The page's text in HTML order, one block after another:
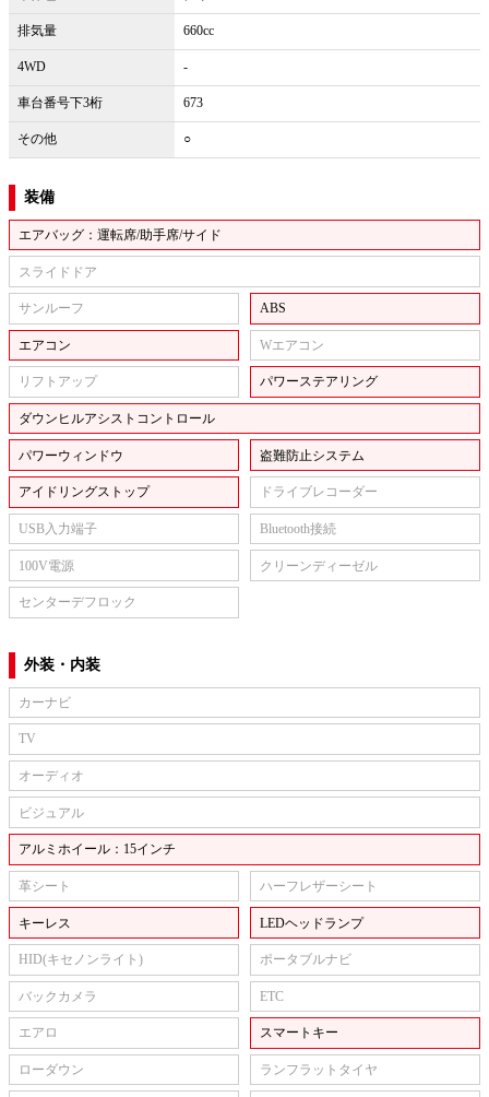
排気量 660cc
4WD -
車台番号下3桁 673
その他 ○
装備
エアバッグ：運転席/助手席/サイド
スライドドア
サンルーフ ABS
エアコン Wエアコン
リフトアップ パワーステアリング
ダウンヒルアシストコントロール
パワーウィンドウ 盗難防止システム
アイドリングストップ ドライブレコーダー
USB入力端子 Bluetooth接続
100V電源 クリーンディーゼル
センターデフロック
外装・内装
カーナビ
TV
オーディオ
ビジュアル
アルミホイール：15インチ
革シート ハーフレザーシート
キーレス LEDヘッドランプ
HID(キセノンライト) ポータブルナビ
バックカメラ ETC
エアロ スマートキー
ローダウン ランフラットタイヤ